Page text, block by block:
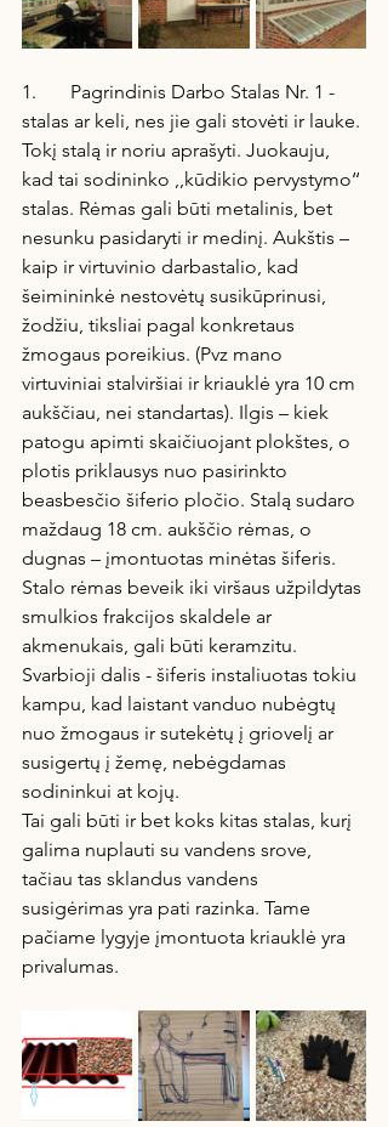
1.       Pagrindinis Darbo Stalas Nr. 1 -
stalas ar keli, nes jie gali stovėti ir lauke.
Tokį stalą ir noriu aprašyti. Juokauju,
kad tai sodininko ,,kūdikio pervystymo‘‘
stalas. Rėmas gali būti metalinis, bet
nesunku pasidaryti ir medinį. Aukštis –
kaip ir virtuvinio darbastalio, kad
šeimininkė nestovėtų susikūprinusi,
žodžiu, tiksliai pagal konkretaus
žmogaus poreikius. (Pvz mano
virtuviniai stalviršiai ir kriauklė yra 10 cm
aukščiau, nei standartas). Ilgis – kiek
patogu apimti skaičiuojant plokštes, o
plotis priklausys nuo pasirinkto
beasbesčio šiferio pločio. Stalą sudaro
maždaug 18 cm. aukščio rėmas, o
dugnas – įmontuotas minėtas šiferis.
Stalo rėmas beveik iki viršaus užpildytas
smulkios frakcijos skaldele ar
akmenukais, gali būti keramzitu.
Svarbioji dalis - šiferis instaliuotas tokiu
kampu, kad laistant vanduo nubėgtų
nuo žmogaus ir sutekėtų į griovelį ar
susigertų į žemę, nebėgdamas
sodininkui at kojų.
Tai gali būti ir bet koks kitas stalas, kurį
galima nuplauti su vandens srove,
tačiau tas sklandus vandens
susigėrimas yra pati razinka. Tame
pačiame lygyje įmontuota kriauklė yra
privalumas.